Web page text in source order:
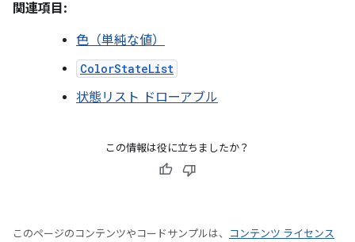
関連項目:
色（単純な値）
ColorStateList
状態リスト ドローアブル
この情報は役に立ちましたか？
このページのコンテンツやコードサンプルは、
コンテンツ ライセンス